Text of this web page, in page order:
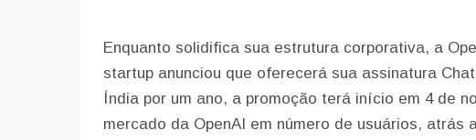
Enquanto solidifica sua estrutura corporativa, a
startup anunciou que oferecerá sua assinatura
Índia por um ano, a promoção terá início em 4 de
mercado da OpenAI em número de usuários, atrás